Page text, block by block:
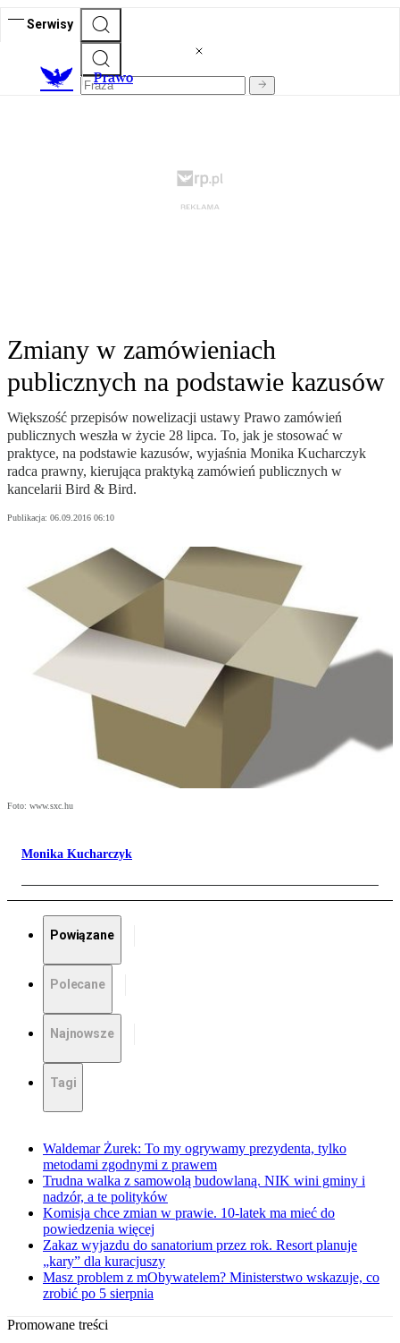
Serwisy
Prawo
Zmiany w zamówieniach
publicznych na podstawie kazusów
Większość przepisów nowelizacji ustawy Prawo zamówień
publicznych weszła w życie 28 lipca. To, jak je stosować w
praktyce, na podstawie kazusów, wyjaśnia Monika Kucharczyk
radca prawny, kierująca praktyką zamówień publicznych w
kancelarii Bird & Bird.
Publikacja: 06.09.2016 06:10
Foto: www.sxc.hu
Monika Kucharczyk
Powiązane
Polecane
Najnowsze
Tagi
Waldemar Żurek: To my ogrywamy prezydenta, tylko
metodami zgodnymi z prawem
Trudna walka z samowolą budowlaną. NIK wini gminy i
nadzór, a te polityków
Komisja chce zmian w prawie. 10-latek ma mieć do
powiedzenia więcej
Zakaz wyjazdu do sanatorium przez rok. Resort planuje
„kary” dla kuracjuszy
Masz problem z mObywatelem? Ministerstwo wskazuje, co
zrobić po 5 sierpnia
Promowane treści